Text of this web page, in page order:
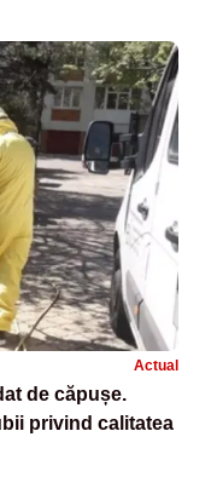
Actual
de căpușe.
privind calitatea